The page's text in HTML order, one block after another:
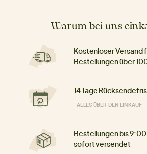
Warum bei uns
Kostenloser Versand
Bestellungen über
14 Tage
ALLES ÜBER DEN EINKAUF
Bestellungen bis
sofort versendet